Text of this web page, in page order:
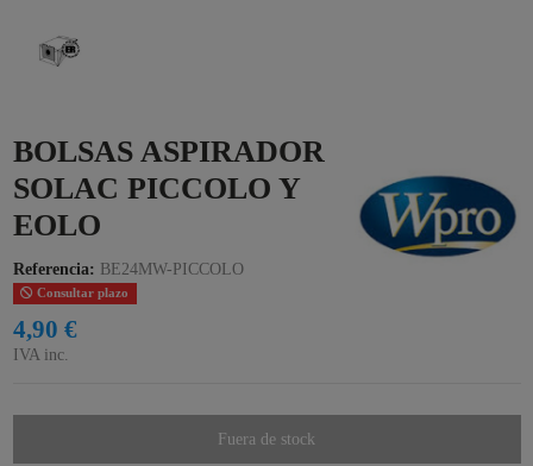
BOLSAS ASPIRADOR
SOLAC PICCOLO Y
EOLO
Referencia: BE24MW-PICCOLO
Consultar plazo
4,90 €
IVA inc.
Fuera de stock